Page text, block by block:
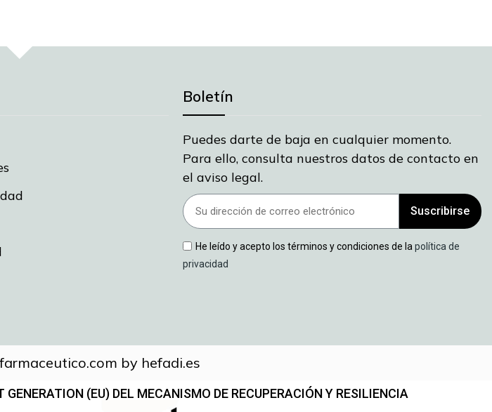
Boletín
Puedes darte de baja en cualquier momento.
Para ello, consulta nuestros datos de contacto en
el aviso legal.
Suscribirse
He leído y acepto los términos y condiciones de lapolítica de
privacidad
by hefadi.es
(EU) DEL MECANISMO DE RECUPERACIÓN Y RESILIENCIA